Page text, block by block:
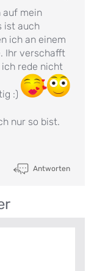
auf mein
ist auch
ich an einem
Ihr verschafft
ich rede nicht
:)
nur so bist.
Antworten